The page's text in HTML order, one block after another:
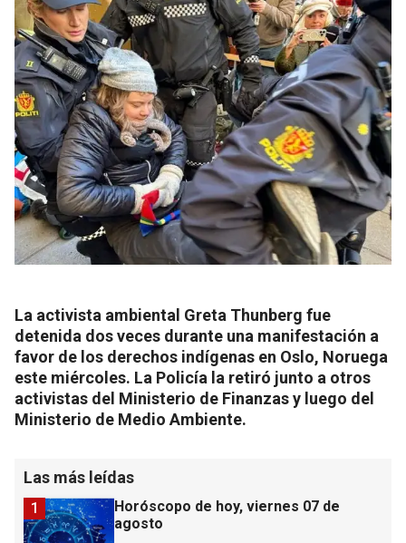
La activista ambiental Greta Thunberg fue
detenida dos veces durante una manifestación a
favor de los derechos indígenas en Oslo, Noruega
este miércoles. La Policía la retiró junto a otros
activistas del Ministerio de Finanzas y luego del
Ministerio de Medio Ambiente.
Las más leídas
Horóscopo de hoy, viernes 07 de
agosto
1